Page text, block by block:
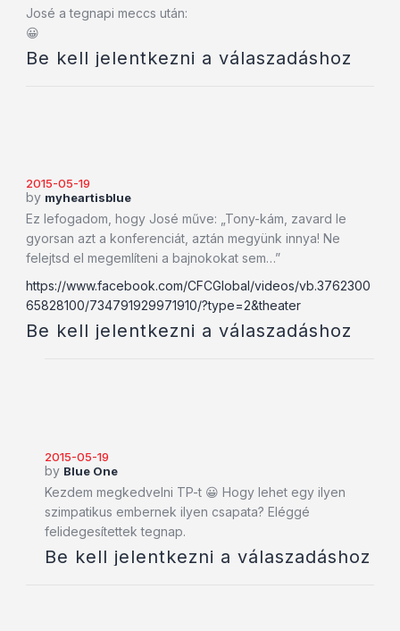
José a tegnapi meccs után:
😀
Be kell jelentkezni a válaszadáshoz
2015-05-19
by myheartisblue
Ez lefogadom, hogy José műve: „Tony-kám, zavard le
gyorsan azt a konferenciát, aztán megyünk innya! Ne
felejtsd el megemlíteni a bajnokokat sem…”
https://www.facebook.com/CFCGlobal/videos/vb.3762300
65828100/734791929971910/?type=2&theater
Be kell jelentkezni a válaszadáshoz
2015-05-19
by Blue One
Kezdem megkedvelni TP-t 😀 Hogy lehet egy ilyen
szimpatikus embernek ilyen csapata? Eléggé
felidegesítettek tegnap.
Be kell jelentkezni a válaszadáshoz